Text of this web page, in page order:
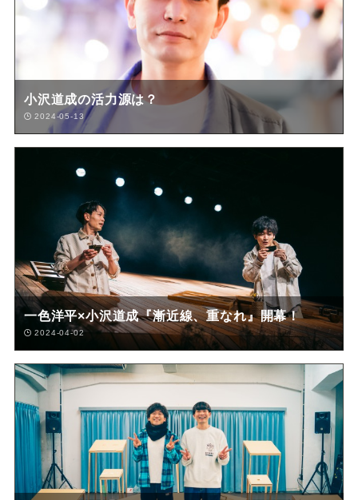
小沢道成の活力源は？
2024-05-13
一色洋平×小沢道成『漸近線、重なれ』開幕！
2024-04-02